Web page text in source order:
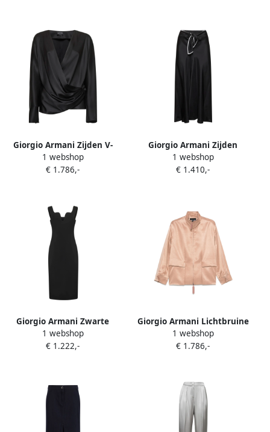
Giorgio Armani Zijden V-
Hals Gedrapeerde Top
Zwart Black Dames
1 webshop
€ 1.786,-
Giorgio Armani Zijden
Zwarte Rok met
Sjaalsluiting Black Dames
1 webshop
€ 1.410,-
Giorgio Armani Zwarte
Mouwloze Midi Jurk Black
Dames
1 webshop
€ 1.222,-
Giorgio Armani Lichtbruine
Jas met Ritssluiting Brown
Dames
1 webshop
€ 1.786,-